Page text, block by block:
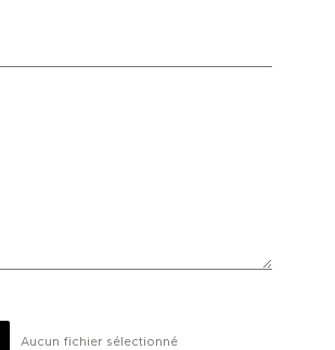
Aucun fichier sélectionné